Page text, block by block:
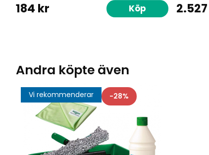
184 kr Köp
Andra köpte även
Vi rekommenderar 28